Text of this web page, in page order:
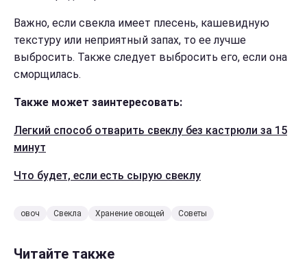
Важно, если свекла имеет плесень, кашевидную
текстуру или неприятный запах, то ее лучше
выбросить. Также следует выбросить его, если она
сморщилась.
Также может заинтересовать:
Легкий способ отварить свеклу без кастрюли за 15
минут
Что будет, если есть сырую свеклу
овоч Свекла Хранение овощей Советы
Читайте также